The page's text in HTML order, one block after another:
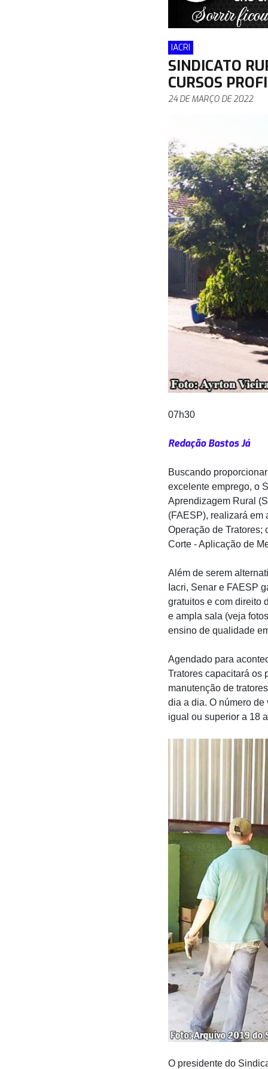
IACRI
SINDICATO
CURSOS
24 DE MARÇO DE 2022
07h30
Redação Bastos Já
Buscando
excelente emprego, o
Aprendizagem Rural
(FAESP), realizará em
Operação de Tratores;
Corte - Aplicação de
Além de serem
Iacri, Senar e FAESP
gratuitos e com direito
e ampla sala (veja
ensino de qualidade
Agendado para
Tratores capacitará os
manutenção de
dia a dia. O número
igual ou superior a 18
O presidente do